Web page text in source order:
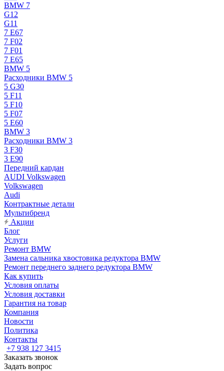
BMW 7
G12
G11
7 Е67
7 F02
7 F01
7 E65
BMW 5
Расходники BMW 5
5 G30
5 F11
5 F10
5 F07
5 E60
BMW 3
Расходники BMW 3
3 F30
3 E90
Передний кардан
AUDI Volkswagen
Volkswagen
Audi
Контрактные детали
Мультибренд
Акции
Блог
Услуги
Ремонт BMW
Замена сальника хвостовика редуктора BMW
Ремонт переднего заднего редуктора BMW
Как купить
Условия оплаты
Условия доставки
Гарантия на товар
Компания
Новости
Политика
Контакты
+7 938 127 3415
Заказать звонок
Задать вопрос